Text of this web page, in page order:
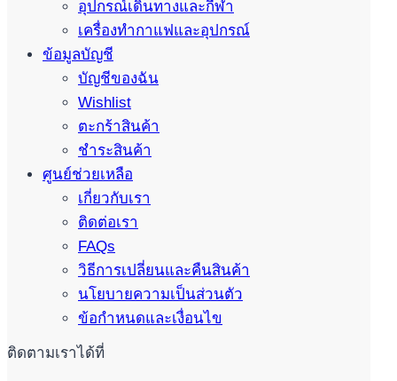
อุปกรณ์เดินทางและกีฬา
เครื่องทำกาแฟและอุปกรณ์
ข้อมูลบัญชี
บัญชีของฉัน
Wishlist
ตะกร้าสินค้า
ชำระสินค้า
ศูนย์ช่วยเหลือ
เกี่ยวกับเรา
ติดต่อเรา
FAQs
วิธีการเปลี่ยนและคืนสินค้า
นโยบายความเป็นส่วนตัว
ข้อกำหนดและเงื่อนไข
ติดตามเราได้ที่